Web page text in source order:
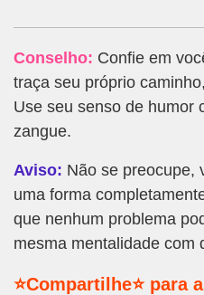
Conselho: Confie em
traça seu próprio
Use seu senso de humor
zangue.
Aviso: Não se preocupe,
uma forma
que nenhum problema
mesma mentalidade com
⭐Compartilhe⭐ para